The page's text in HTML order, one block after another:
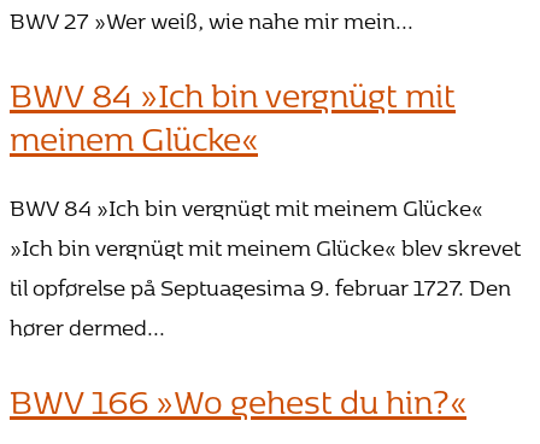
BWV 27 »Wer weiß, wie nahe mir mein...
BWV 84 »Ich bin vergnügt mit
meinem Glücke«
BWV 84 »Ich bin vergnügt mit meinem Glücke«
»Ich bin vergnügt mit meinem Glücke« blev skrevet
til opførelse på Septuagesima 9. februar 1727. Den
hører dermed...
BWV 166 »Wo gehest du hin?«